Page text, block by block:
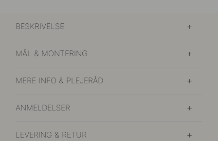
BESKRIVELSE
MÅL & MONTERING
MERE INFO & PLEJERÅD
ANMELDELSER
LEVERING & RETUR